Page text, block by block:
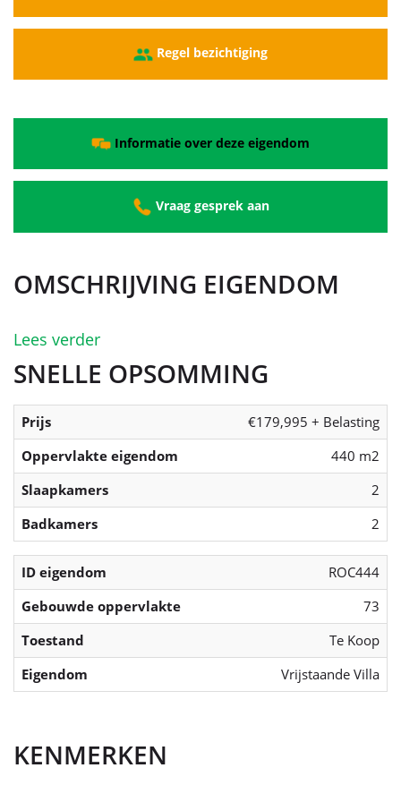
Regel bezichtiging
Informatie over deze eigendom
Vraag gesprek aan
OMSCHRIJVING EIGENDOM
Lees verder
SNELLE OPSOMMING
Prijs
€179,995 + Belasting
Oppervlakte eigendom
440 m2
Slaapkamers
2
Badkamers
2
ID eigendom
ROC444
Gebouwde oppervlakte
73
Toestand
Te Koop
Eigendom
Vrijstaande Villa
KENMERKEN